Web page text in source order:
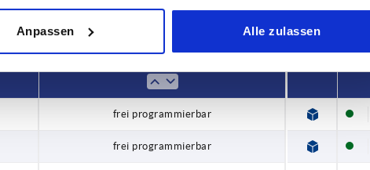
Anpassen Alle zulassen
frei programmierbar
frei programmierbar